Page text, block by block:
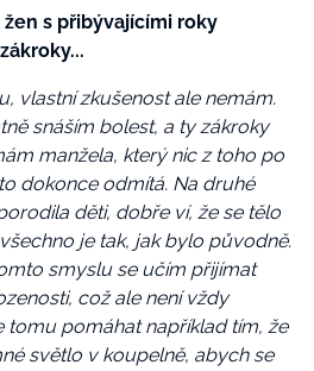
s přibývajícími roky
vlastní zkušenost ale nemám.
snáším bolest, a ty zákroky
manžela, který nic z toho po
dokonce odmítá. Na druhé
děti, dobře ví, že se tělo
je tak, jak bylo původně.
smyslu se učím přijímat
což ale není vždy
tomu pomáhat například tím, že
světlo v koupelně, abych se